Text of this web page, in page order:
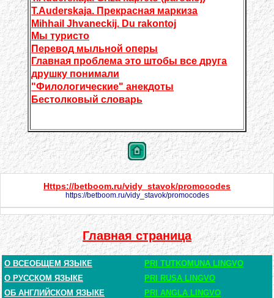
T.Auderskaja. Прекрасная маркиза
Mihhail Jhvaneckij. Du rakontoj
Мы туристо
Перевод мыльной оперы
Главная проблема это штобы все друга
друшку понимали
"Филологические" анекдоты
Бестолковый словарь
Https://betboom.ru/vidy_stavok/promocodes
https://betboom.ru/vidy_stavok/promocodes
Главная страница
О ВСЕОБЩЕМ ЯЗЫКЕ
PRI TUTKOMUNA LINGVO
О РУССКОМ ЯЗЫКЕ
PRI RUSA LINGVO
ОБ АНГЛИЙСКОМ ЯЗЫКЕ
PRI ANGLA LINGVO